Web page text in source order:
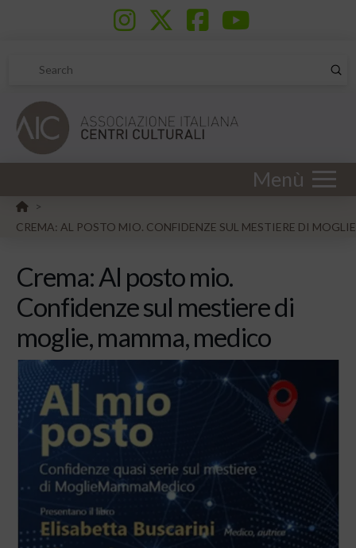
Search
Menù
HOME
>
CREMA: AL POSTO MIO. CONFIDENZE SUL MESTIERE DI
Crema: Al posto mio.
Confidenze sul mestiere di
moglie, mamma, medico